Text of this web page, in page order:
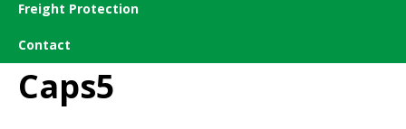
Freight Protection
Contact
25. 11. 2022
Caps5